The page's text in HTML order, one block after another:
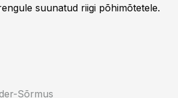
suunatud riigi põhimõtetele.
Sõrmus